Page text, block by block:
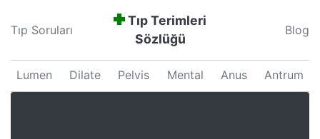
Tıp Soruları
Tıp Terimleri
Sözlüğü
Blog
Lumen Dilate Pelvis Mental Anus
Antrum